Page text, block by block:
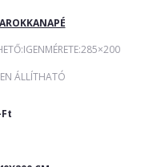
ÁLLÍTHATÓ
Ft